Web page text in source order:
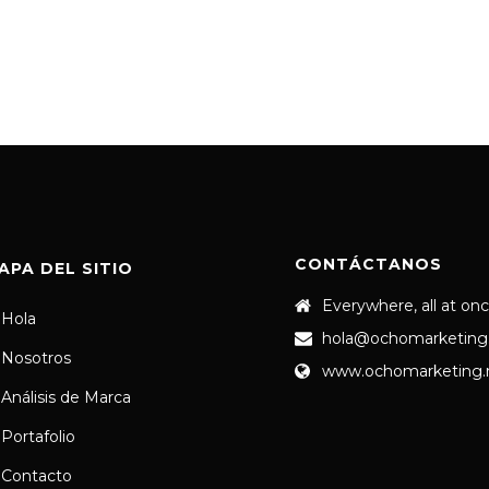
DEL SITIO
Hola
Nosotros
Análisis de Marca
Portafolio
Contacto
CONTÁCTANOS
Everywhere, all at